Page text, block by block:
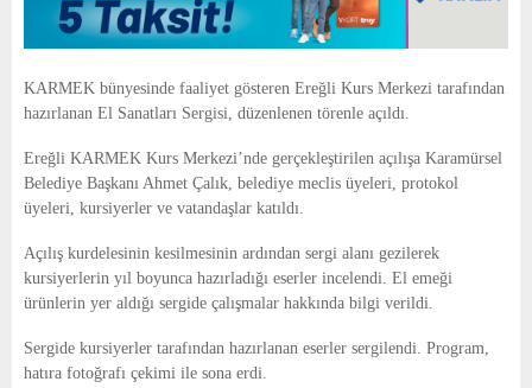
E
U
KARMEK bünyesinde faaliyet gösteren Ereğli Kurs Merkezi tarafından
hazırlanan El Sanatları Sergisi, düzenlenen törenle açıldı.
Ereğli KARMEK Kurs Merkezi’nde gerçekleştirilen açılışa Karamürsel
Belediye Başkanı Ahmet Çalık, belediye meclis üyeleri, protokol
üyeleri, kursiyerler ve vatandaşlar katıldı.
Açılış kurdelesinin kesilmesinin ardından sergi alanı gezilerek
kursiyerlerin yıl boyunca hazırladığı eserler incelendi. El emeği
ürünlerin yer aldığı sergide çalışmalar hakkında bilgi verildi.
Sergide kursiyerler tarafından hazırlanan eserler sergilendi. Program,
hatıra fotoğrafı çekimi ile sona erdi.